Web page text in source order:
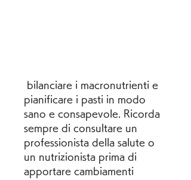
pianificare i pasti in modo
sano e consapevole. Ricorda
sempre di consultare un
professionista della salute o
un nutrizionista prima di
apportare cambiamenti